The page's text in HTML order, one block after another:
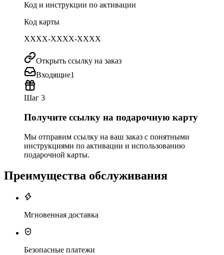
Код и инструкции по активации
Код карты
XXXX-XXXX-XXXX
Открыть ссылку на заказ
Входящие1
Шаг 3
Получите ссылку на подарочную карту
Мы отправим ссылку на ваш заказ с понятными
инструкциями по активации и использованию
подарочной карты.
Преимущества обслуживания
Мгновенная доставка
Безопасные платежи